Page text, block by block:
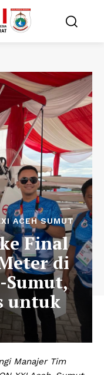
ACEH SUMUT
Final
di
Sumut,
untuk
Manajer Tim